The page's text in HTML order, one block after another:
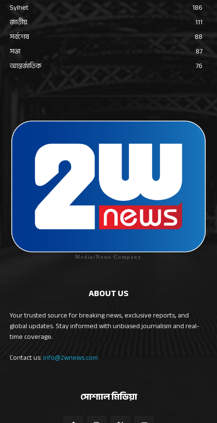
Sylhet
186
জাতীয়
111
সর্বশেষ
88
সভা
87
আন্তর্জাতিক
76
Media/News Company
ABOUT US
Your trusted source for breaking news, exclusive reports, and
global updates. Stay informed with unbiased journalism and real-
time coverage.
Contact us:info@2wnews.com
সোশ্যাল মিডিয়া